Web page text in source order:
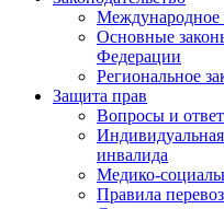
Международное
Основные
Федерации
Региональное
Защита прав
Вопросы и
инвалида
Медико-
Правила